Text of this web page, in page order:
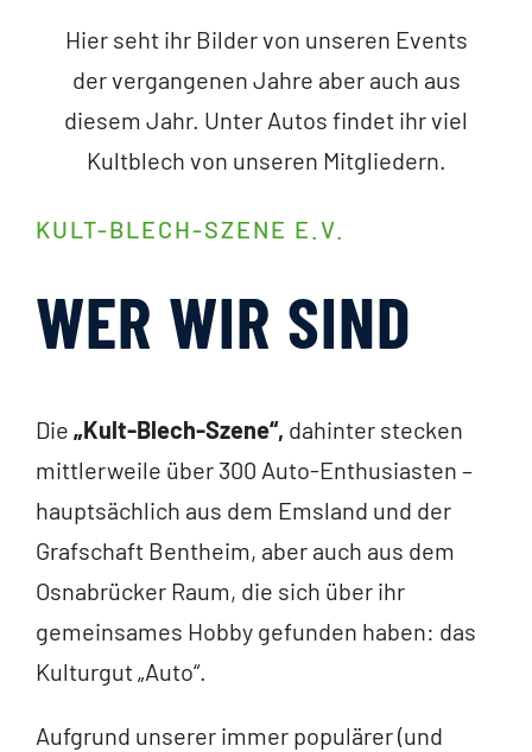
Hier seht ihr Bilder von unseren Events
der vergangenen Jahre aber auch aus
diesem Jahr. Unter Autos findet ihr viel
Kultblech von unseren Mitgliedern.
KULT-BLECH-SZENE E.V.
WER WIR SIND
Die „Kult-Blech-Szene“, dahinter stecken
mittlerweile über 300 Auto-Enthusiasten –
hauptsächlich aus dem Emsland und der
Grafschaft Bentheim, aber auch aus dem
Osnabrücker Raum, die sich über ihr
gemeinsames Hobby gefunden haben: das
Kulturgut „Auto“.
Aufgrund unserer immer populärer (und